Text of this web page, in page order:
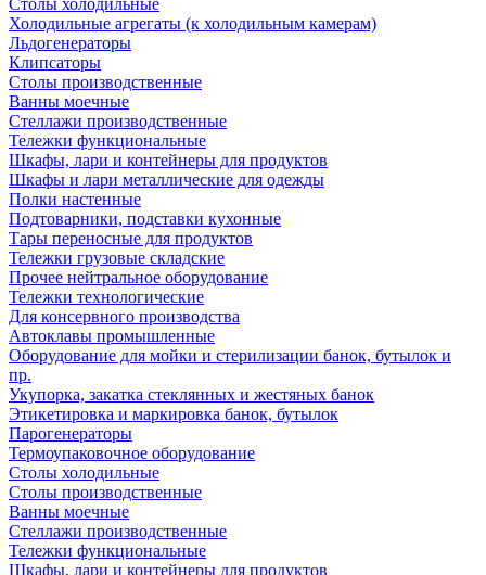
Столы холодильные
Холодильные агрегаты (к холодильным камерам)
Льдогенераторы
Клипсаторы
Столы производственные
Ванны моечные
Стеллажи производственные
Тележки функциональные
Шкафы, лари и контейнеры для продуктов
Шкафы и лари металлические для одежды
Полки настенные
Подтоварники, подставки кухонные
Тары переносные для продуктов
Тележки грузовые складские
Прочее нейтральное оборудование
Тележки технологические
Для консервного производства
Автоклавы промышленные
Оборудование для мойки и стерилизации банок, бутылок и
пр.
Укупорка, закатка стеклянных и жестяных банок
Этикетировка и маркировка банок, бутылок
Парогенераторы
Термоупаковочное оборудование
Столы холодильные
Столы производственные
Ванны моечные
Стеллажи производственные
Тележки функциональные
Шкафы, лари и контейнеры для продуктов